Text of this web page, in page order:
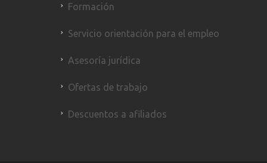
Formación
Servicio orientación para el empleo
Asesoría jurídica
Ofertas de trabajo
Descuentos a afiliados